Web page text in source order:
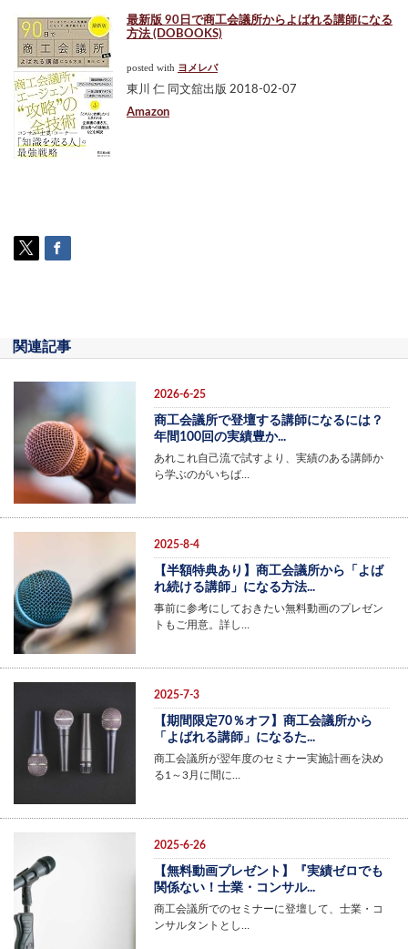
最新版 90日で商工会議所からよばれる講師になる
方法 (DOBOOKS)
posted with ヨメレバ
東川 仁 同文舘出版 2018-02-07
Amazon
関連記事
2026-6-25
商工会議所で登壇する講師になるには？
年間100回の実績豊か...
あれこれ自己流で試すより、実績のある講師か
ら学ぶのがいちば…
2025-8-4
【半額特典あり】商工会議所から「よば
れ続ける講師」になる方法...
事前に参考にしておきたい無料動画のプレゼン
トもご用意。詳し…
2025-7-3
【期間限定70％オフ】商工会議所から
「よばれる講師」になるた...
商工会議所が翌年度のセミナー実施計画を決め
る1～3月に間に…
2025-6-26
【無料動画プレゼント】『実績ゼロでも
関係ない！士業・コンサル...
商工会議所でのセミナーに登壇して、士業・コ
ンサルタントとし…